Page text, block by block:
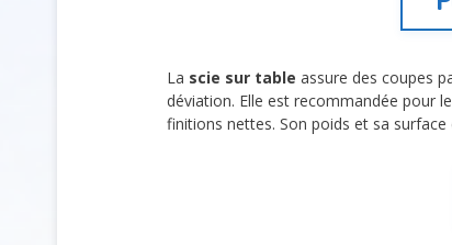
La scie sur table assure des coupes
déviation. Elle est recommandée pour
finitions nettes. Son poids et sa